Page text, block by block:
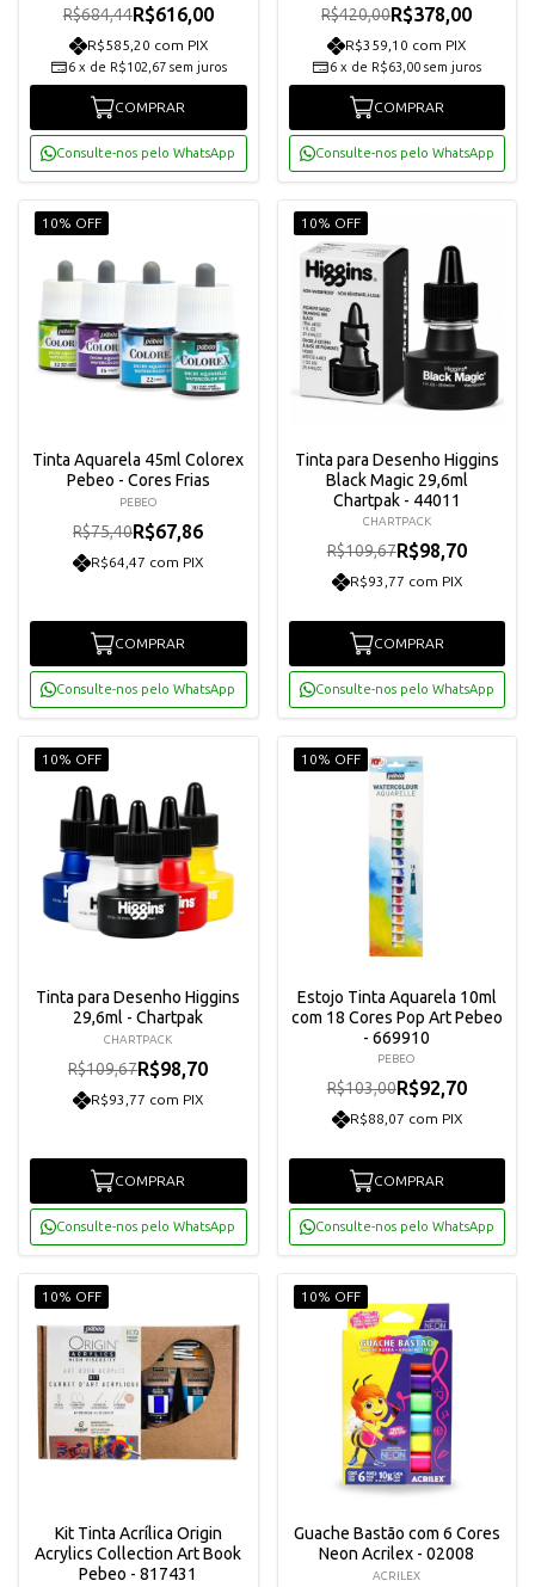
R$684,44R$616,00
R$585,20 com PIX
6 x de R$102,67 sem juros
COMPRAR
Consulte-nos pelo WhatsApp
R$420,00R$378,00
R$359,10 com PIX
6 x de R$63,00 sem juros
COMPRAR
Consulte-nos pelo WhatsApp
10% OFF
Tinta Aquarela 45ml Colorex
Pebeo - Cores Frias
PEBEO
R$75,40R$67,86
R$64,47 com PIX
COMPRAR
Consulte-nos pelo WhatsApp
10% OFF
Tinta para Desenho Higgins
Black Magic 29,6ml
Chartpak - 44011
CHARTPACK
R$109,67R$98,70
R$93,77 com PIX
COMPRAR
Consulte-nos pelo WhatsApp
10% OFF
Tinta para Desenho Higgins
29,6ml - Chartpak
CHARTPACK
R$109,67R$98,70
R$93,77 com PIX
COMPRAR
Consulte-nos pelo WhatsApp
10% OFF
Estojo Tinta Aquarela 10ml
com 18 Cores Pop Art Pebeo
- 669910
PEBEO
R$103,00R$92,70
R$88,07 com PIX
COMPRAR
Consulte-nos pelo WhatsApp
10% OFF
Kit Tinta Acrílica Origin
Acrylics Collection Art Book
Pebeo - 817431
10% OFF
Guache Bastão com 6 Cores
Neon Acrilex - 02008
ACRILEX